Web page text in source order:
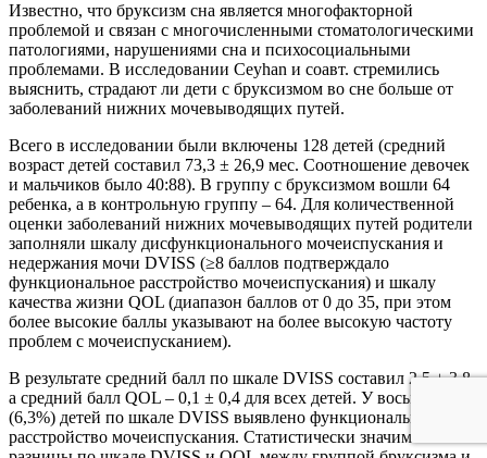
Известно, что бруксизм сна является многофакторной
проблемой и связан с многочисленными стоматологическими
патологиями, нарушениями сна и психосоциальными
проблемами. В исследовании Ceyhan и соавт. стремились
выяснить, страдают ли дети с бруксизмом во сне больше от
заболеваний нижних мочевыводящих путей.
Всего в исследовании были включены 128 детей (средний
возраст детей составил 73,3 ± 26,9 мес. Соотношение девочек
и мальчиков было 40:88). В группу с бруксизмом вошли 64
ребенка, а в контрольную группу – 64. Для количественной
оценки заболеваний нижних мочевыводящих путей родители
заполняли шкалу дисфункционального мочеиспускания и
недержания мочи DVISS (≥8 баллов подтверждало
функциональное расстройство мочеиспускания) и шкалу
качества жизни QOL (диапазон баллов от 0 до 35, при этом
более высокие баллы указывают на более высокую частоту
проблем с мочеиспусканием).
В результате средний балл по шкале DVISS составил 2,5 ± 3,8,
а средний балл QOL – 0,1 ± 0,4 для всех детей. У восьми
(6,3%) детей по шкале DVISS выявлено функциональное
расстройство мочеиспускания. Статистически значимой